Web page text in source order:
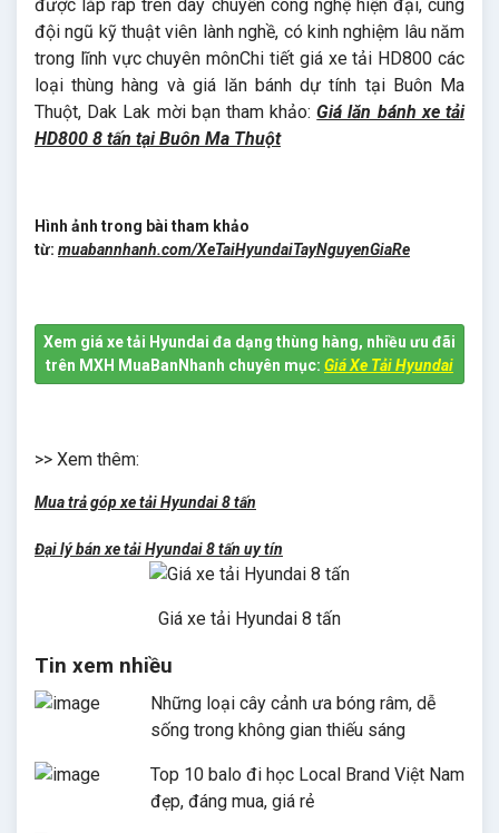
được lắp ráp trên dây chuyền công nghệ hiện đại, cùng
đội ngũ kỹ thuật viên lành nghề, có kinh nghiệm lâu năm
trong lĩnh vực chuyên mônChi tiết giá xe tải HD800 các
loại thùng hàng và giá lăn bánh dự tính tại Buôn Ma
Thuột, Dak Lak mời bạn tham khảo:Giá lăn bánh xe tải
HD800 8 tấn tại Buôn Ma Thuột
Hình ảnh trong bài tham khảo
từ: muabannhanh.com/XeTaiHyundaiTayNguyenGiaRe
Xem giá xe tải Hyundai đa dạng thùng hàng, nhiều ưu đãi
trên MXH MuaBanNhanh chuyên mục: Giá Xe Tải Hyundai
>> Xem thêm:
Mua trả góp xe tải Hyundai 8 tấn
Đại lý bán xe tải Hyundai 8 tấn uy tín
Giá xe tải Hyundai 8 tấn
Tin xem nhiều
Những loại cây cảnh ưa bóng râm, dễ
sống trong không gian thiếu sáng
Top 10 balo đi học Local Brand Việt Nam
đẹp, đáng mua, giá rẻ